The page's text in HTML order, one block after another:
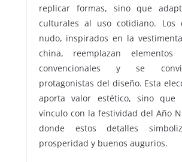
replicar formas, sino que
culturales al uso cotidiano. Los
nudo, inspirados en la
china, reemplazan elementos
convencionales y se
protagonistas del diseño. Esta
aporta valor estético, sino que
vínculo con la festividad del Año
donde estos detalles
prosperidad y buenos augurios.